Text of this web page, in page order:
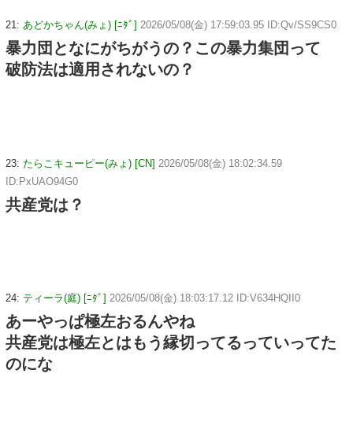
21: あどかちゃん(みょ) [ﾆﾀﾞ] 2026/05/08(金) 17:59:03.95 ID:Qv/SS9CS0
暴力団となにがちがうの？この暴力集団って
破防法は適用されないの？
23: たらこキューピー(みょ) [CN] 2026/05/08(金) 18:02:34.59
ID:PxUAO94G0
共産党は？
24: ティーラ(庭) [ﾆﾀﾞ] 2026/05/08(金) 18:03:17.12 ID:V634HQII0
あーやっぱ極左おるんやね
共産党は極左とはもう縁切ってるっていってた
のにな